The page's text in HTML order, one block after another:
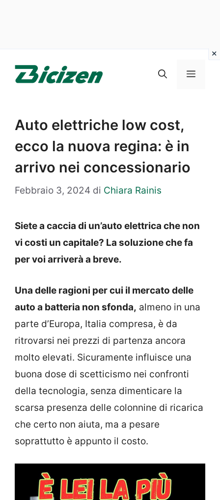
Menu
Auto elettriche low cost,
ecco la nuova regina: è in
arrivo nei concessionario
Febbraio 3, 2024 di Chiara Rainis
Siete a caccia di un’auto elettrica che non
vi costi un capitale? La soluzione che fa
per voi arriverà a breve.
Una delle ragioni per cui il mercato delle
auto a batteria non sfonda, almeno in una
parte d’Europa, Italia compresa, è da
ritrovarsi nei prezzi di partenza ancora
molto elevati. Sicuramente influisce una
buona dose di scetticismo nei confronti
della tecnologia, senza dimenticare la
scarsa presenza delle colonnine di ricarica
che certo non aiuta, ma a pesare
soprattutto è appunto il costo.